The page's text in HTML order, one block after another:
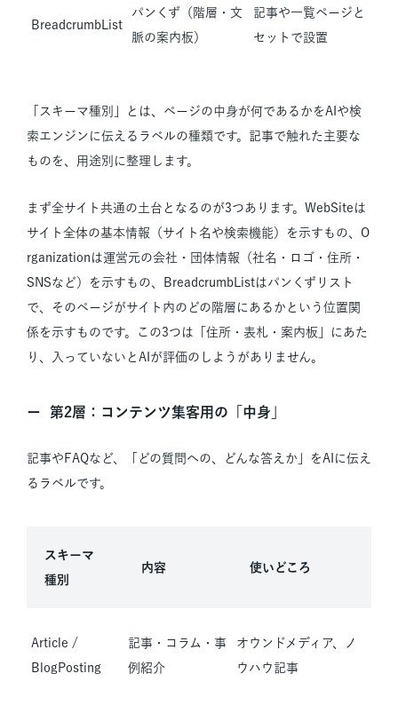
BreadcrumbList
パンくず（階層・文
脈の案内板）
記事や一覧ページと
セットで設置
「スキーマ種別」とは、ページの中身が何であるかをAIや検
索エンジンに伝えるラベルの種類です。記事で触れた主要な
ものを、用途別に整理します。
まず全サイト共通の土台となるのが3つあります。WebSiteは
サイト全体の基本情報（サイト名や検索機能）を示すもの、O
rganizationは運営元の会社・団体情報（社名・ロゴ・住所・
SNSなど）を示すもの、BreadcrumbListはパンくずリスト
で、そのページがサイト内のどの階層にあるかという位置関
係を示すものです。この3つは「住所・表札・案内板」にあた
り、入っていないとAIが評価のしようがありません。
第2層：コンテンツ集客用の「中身」
記事やFAQなど、「どの質問への、どんな答えか」をAIに伝え
るラベルです。
スキーマ
種別
内容 使いどころ
Article /
BlogPosting
記事・コラム・事
例紹介
オウンドメディア、ノ
ウハウ記事